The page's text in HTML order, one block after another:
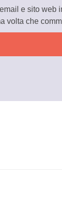
e sito web
volta che